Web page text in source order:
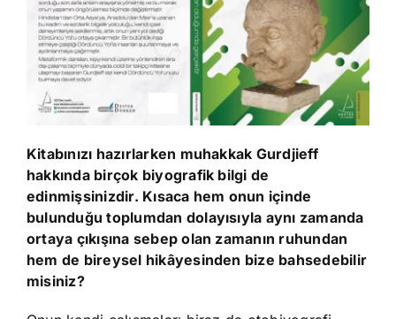
Kitabınızı hazırlarken muhakkak Gurdjieff
hakkında birçok biyografik bilgi de
edinmişsinizdir. Kısaca hem onun içinde
bulunduğu toplumdan dolayısıyla aynı zamanda
ortaya çıkışına sebep olan zamanın ruhundan
hem de bireysel hikâyesinden bize bahsedebilir
misiniz?